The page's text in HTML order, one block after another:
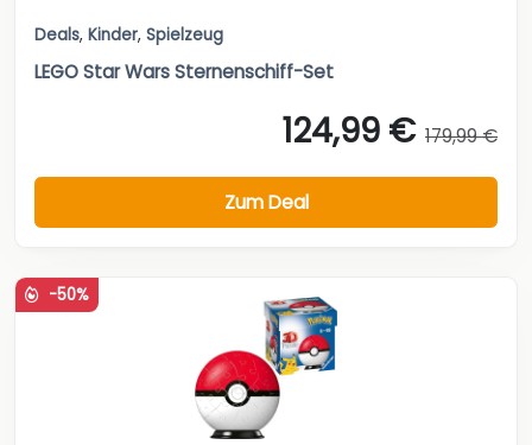
Deals, Kinder, Spielzeug
LEGO Star Wars Sternenschiff-Set
124,99 € 179,99 €
Zum Deal
-50%